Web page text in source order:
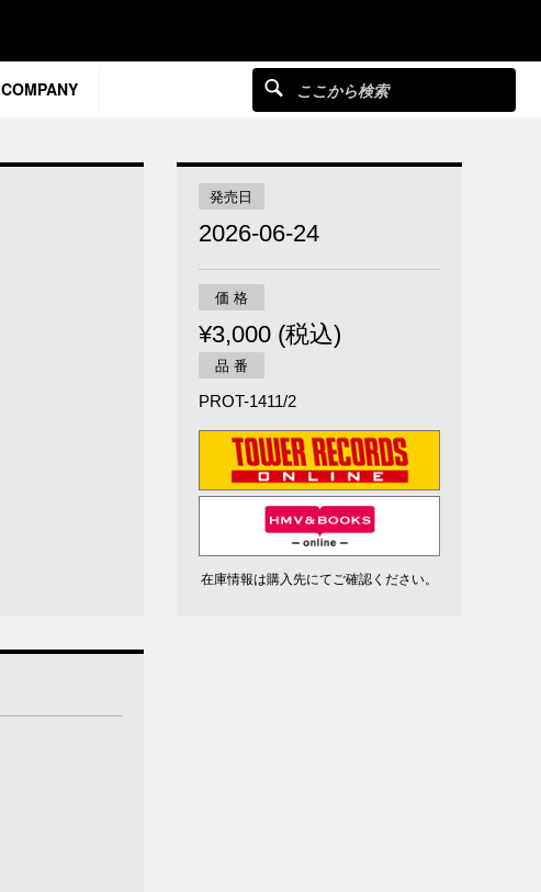
COMPANY
発売日
2026-06-24
価 格
¥3,000 (税込)
品 番
PROT-1411/2
在庫情報は購入先にてご確認ください。